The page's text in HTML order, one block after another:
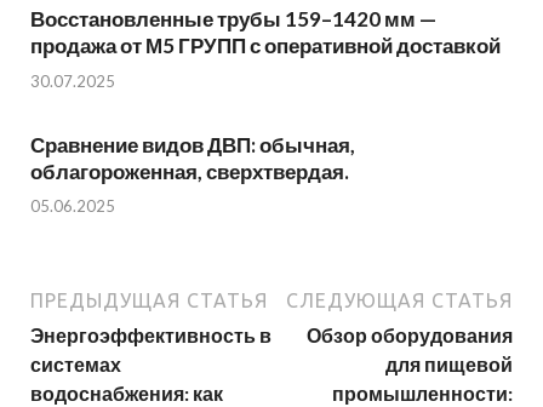
Восстановленные трубы 159–1420 мм —
продажа от М5 ГРУПП с оперативной доставкой
30.07.2025
Сравнение видов ДВП: обычная,
облагороженная, сверхтвердая.
05.06.2025
ПРЕДЫДУЩАЯ СТАТЬЯ
Энергоэффективность в
системах
водоснабжения: как
СЛЕДУЮЩАЯ СТАТЬЯ
Обзор оборудования
для пищевой
промышленности: